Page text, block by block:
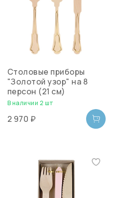
Столовые приборы
"Золотой узор" на 8
персон (21 см)
В наличии 2 шт
2 970 ₽